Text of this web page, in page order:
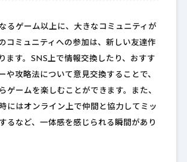
るゲーム以上に、大きなコミュニティが
コミュニティへの参加は、新しい友達作
ます。SNS上で情報交換したり、おすす
や攻略法について意見交換することで、
ゲームを楽しむことができます。また、
にはオンライン上で仲間と協力してミッ
るなど、一体感を感じられる瞬間があり